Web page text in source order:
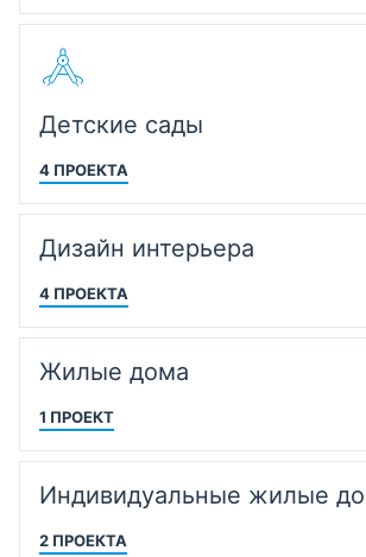
Детские сады
4 ПРОЕКТА
Дизайн интерьера
4 ПРОЕКТА
Жилые дома
1 ПРОЕКТ
Индивидуальные жилые
2 ПРОЕКТА